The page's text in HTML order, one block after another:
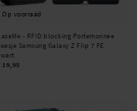
Op voorraad
- RFID blocking Portemonnee
Samsung Galaxy Z Flip 7 FE
19,95